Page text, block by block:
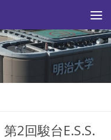
2回駿台E.S.S.